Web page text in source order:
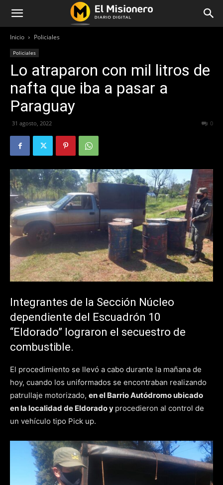
Inicio Policiales
Policiales
Lo atraparon con mil litros de
nafta que iba a pasar a
Paraguay
31 agosto, 2022 0
Integrantes de la Sección Núcleo
dependiente del Escuadrón 10
“Eldorado” lograron el secuestro de
combustible.
El procedimiento se llevó a cabo durante la mañana de
hoy, cuando los uniformados se encontraban realizando
patrullaje motorizado, en el Barrio Autódromo ubicado
en la localidad de Eldorado y procedieron al control de
un vehículo tipo Pick up.